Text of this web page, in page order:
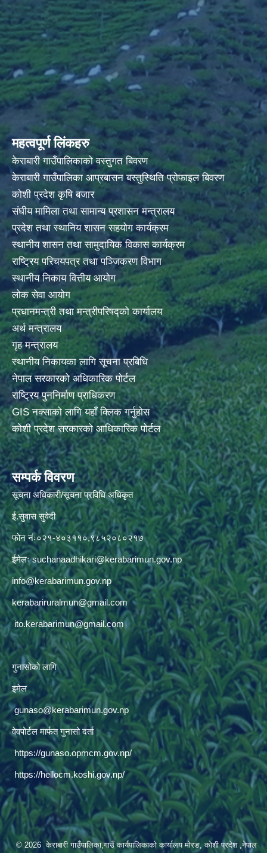
महत्वपूर्ण लिंकहरु
केराबारी गाउँपालिकाको वस्तुगत बिवरण
केराबारी गाउँपालिका आप्रबासन बस्तुस्थिति प्रोफाइल बिवरण
कोशी प्रदेश कृषि बजार
संघीय मामिला तथा सामान्य प्रशासन मन्त्रालय
प्रदेश तथा स्थानिय शासन सहयोग कार्यक्रम
स्थानीय शासन तथा सामुदायिक विकास कार्यक्रम
राष्ट्रिय परिचयपत्र तथा पञ्जिकरण विभाग
स्थानीय निकाय वित्तीय आयोग
लोक सेवा आयोग
प्रधानमन्त्री तथा मन्त्रीपरिषद्को कार्यालय
अर्थ मन्त्रालय
गृह मन्त्रालय
स्थानीय निकायका लागि सूचना प्रबिधि
नेपाल सरकारको अधिकारिक पोर्टल
राष्ट्रिय पुननिर्माण प्राधिकरण
GIS नक्साको लागि यहाँ क्लिक गर्नुहोस
कोशी प्रदेश सरकारको आधिकारिक पोर्टल
सम्पर्क विवरण
सूचना अधिकारी/सूचना प्रविधि अधिकृत
ई.सुवास सुवेदी
फोन नंः०२१-४०३११०,९८५२०८०२१७
ईमेलःsuchanaadhikari@kerabarimun.gov.np
info@kerabarimun.gov.np
kerabariruralmun@gmail.com
ito.kerabarimun@gmail.com
गुनासोको लागि
इमेल
gunaso@kerabarimun.gov.np
वेवपोर्टल मार्फत गुनासो दर्ता
https://gunaso.opmcm.gov.np/
https://hellocm.koshi.gov.np/
© 2026 केराबारी गाउँपालिका,गाउँ कार्यपालिकाको कार्यालय मोरङ, कोशी प्रदेश ,नेपाल